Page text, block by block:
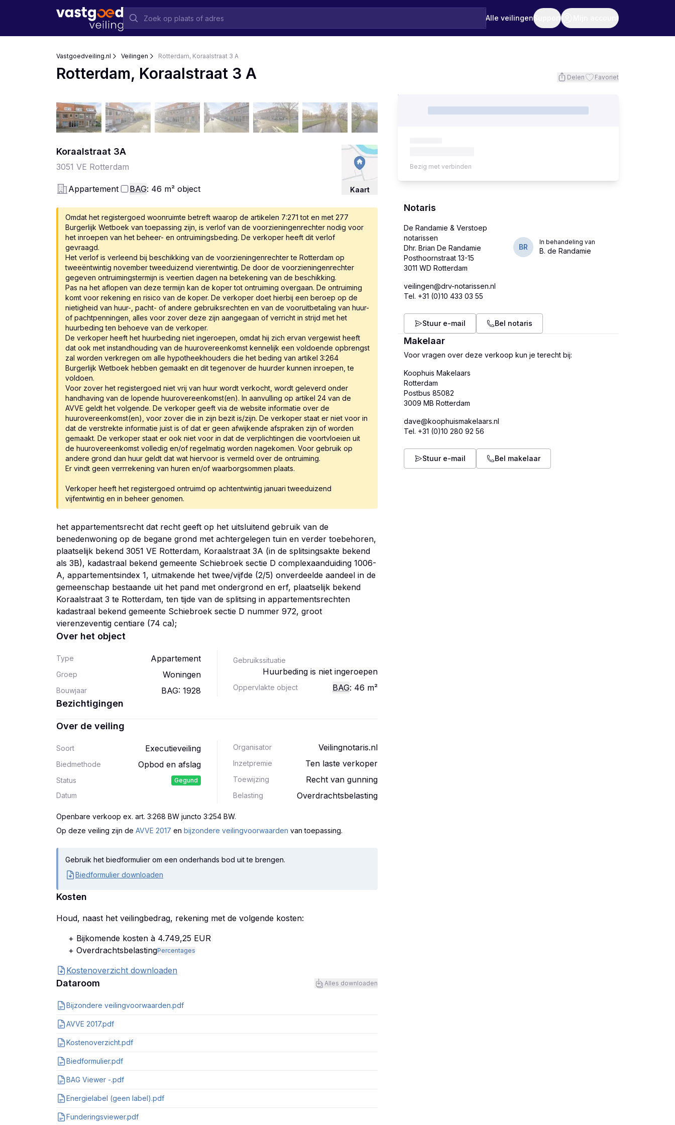
Alle veilingenSupport Mijn account
Vastgoedveiling.nl Veilingen Rotterdam, Koraalstraat 3 A
Rotterdam, Koraalstraat 3 A Delen Favoriet
Koraalstraat 3A
3051 VE Rotterdam
Appartement BAG: 46 m² object Kaart
Omdat het registergoed woonruimte betreft waarop de artikelen 7:271 tot en met 277
Burgerlijk Wetboek van toepassing zijn, is verlof van de voorzieningenrechter nodig voor
het inroepen van het beheer- en ontruimingsbeding. De verkoper heeft dit verlof
gevraagd.
Het verlof is verleend bij beschikking van de voorzieningenrechter te Rotterdam op
tweeëntwintig november tweeduizend vierentwintig. De door de voorzieningenrechter
gegeven ontruimingstermijn is veertien dagen na betekening van de beschikking.
Pas na het aflopen van deze termijn kan de koper tot ontruiming overgaan. De ontruiming
komt voor rekening en risico van de koper. De verkoper doet hierbij een beroep op de
nietigheid van huur-, pacht- of andere gebruiksrechten en van de vooruitbetaling van huur-
of pachtpenningen, alles voor zover deze zijn aangegaan of verricht in strijd met het
huurbeding ten behoeve van de verkoper.
De verkoper heeft het huurbeding niet ingeroepen, omdat hij zich ervan vergewist heeft
dat ook met instandhouding van de huurovereenkomst kennelijk een voldoende opbrengst
zal worden verkregen om alle hypotheekhouders die het beding van artikel 3:264
Burgerlijk Wetboek hebben gemaakt en dit tegenover de huurder kunnen inroepen, te
voldoen.
Voor zover het registergoed niet vrij van huur wordt verkocht, wordt geleverd onder
handhaving van de lopende huurovereenkomst(en). In aanvulling op artikel 24 van de
AVVE geldt het volgende. De verkoper geeft via de website informatie over de
huurovereenkomst(en), voor zover die in zijn bezit is/zijn. De verkoper staat er niet voor in
dat de verstrekte informatie juist is of dat er geen afwijkende afspraken zijn of worden
gemaakt. De verkoper staat er ook niet voor in dat de verplichtingen die voortvloeien uit
de huurovereenkomst volledig en/of regelmatig worden nagekomen. Voor gebruik op
andere grond dan huur geldt dat wat hiervoor is vermeld over de ontruiming.
Er vindt geen verrrekening van huren en/of waarborgsommen plaats.
Verkoper heeft het registergoed ontruimd op achtentwintig januari tweeduizend
vijfentwintig en in beheer genomen.
het appartementsrecht dat recht geeft op het uitsluitend gebruik van de
benedenwoning op de begane grond met achtergelegen tuin en verder toebehoren,
plaatselijk bekend 3051 VE Rotterdam, Koraalstraat 3A (in de splitsingsakte bekend
als 3B), kadastraal bekend gemeente Schiebroek sectie D complexaanduiding 1006-
A, appartementsindex 1, uitmakende het twee/vijfde (2/5) onverdeelde aandeel in de
gemeenschap bestaande uit het pand met ondergrond en erf, plaatselijk bekend
Koraalstraat 3 te Rotterdam, ten tijde van de splitsing in appartementsrechten
kadastraal bekend gemeente Schiebroek sectie D nummer 972, groot
vierenzeventig centiare (74 ca);
Over het object
Type Appartement
Groep Woningen
Bouwjaar BAG: 1928
Gebruikssituatie
Huurbeding is niet ingeroepen
Oppervlakte object BAG: 46 m²
Bezichtigingen
Over de veiling
Soort Executieveiling
Biedmethode Opbod en afslag
Status Gegund
Datum
Organisator Veilingnotaris.nl
Inzetpremie Ten laste verkoper
Toewijzing Recht van gunning
Belasting Overdrachtsbelasting
Openbare verkoop ex. art. 3:268 BW juncto 3:254 BW.
Op deze veiling zijn de AVVE 2017 en bijzondere veilingvoorwaarden van toepassing.
Gebruik het biedformulier om een onderhands bod uit te brengen.
Biedformulier downloaden
Kosten
Houd, naast het veilingbedrag, rekening met de volgende kosten:
+ Bijkomende kosten à 4.749,25 EUR
+ OverdrachtsbelastingPercentages
Kostenoverzicht downloaden
Dataroom Alles downloaden
Bijzondere veilingvoorwaarden.pdf
AVVE 2017.pdf
Kostenoverzicht.pdf
Biedformulier.pdf
BAG Viewer -.pdf
Energielabel (geen label).pdf
Funderingsviewer.pdf
Bezig met verbinden
Notaris
De Randamie & Verstoep
notarissen
Dhr. Brian De Randamie
Posthoornstraat 13-15
BR
In behandeling van
B. de Randamie
veilingen@drv-notarissen.nl
Tel. +31 (0)10 433 03 55
Stuur e-mail Bel notaris
Makelaar
Voor vragen over deze verkoop kun je terecht bij:
Koophuis Makelaars
Rotterdam
Postbus 85082
dave@koophuismakelaars.nl
Tel. +31 (0)10 280 92 56
Stuur e-mail Bel makelaar